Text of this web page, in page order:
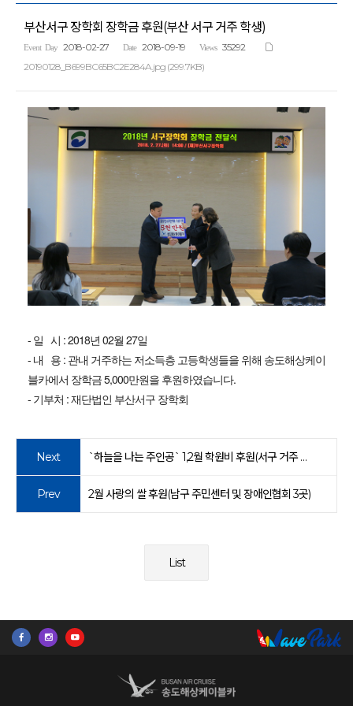
부산서구 장학회 장학금 후원(부산 서구 거주 학생)
Event Day 2018-02-27 Date 2018-09-19 Views
35292
20190128_B699BC65BC2E284A.jpg (299.7KB)
- 일 시 : 2018년 02월 27일
- 내 용 : 관내 거주하는 저소득층 고등학생들을 위해 송도해상케이
블카에서 장학금 5,000만원을 후원하였습니다.
- 기부처 : 재단법인 부산서구 장학회
Next `하늘을 나는 주인공` 1,2월 학원비 후원(서구 거주 중학생)
Prev 2월 사랑의 쌀 후원(남구 주민센터 및 장애인협회 3곳)
List